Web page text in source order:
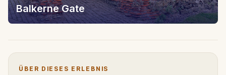
Balkerne Gate
ÜBER DIESES ERLEBNIS